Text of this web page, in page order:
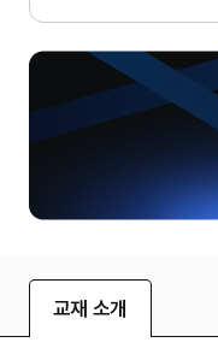
교재 소개